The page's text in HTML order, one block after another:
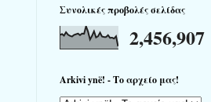
Συνολικές προβολές σελίδας
2,456,907
Arkivi ynë! - Το αρχείο μας!